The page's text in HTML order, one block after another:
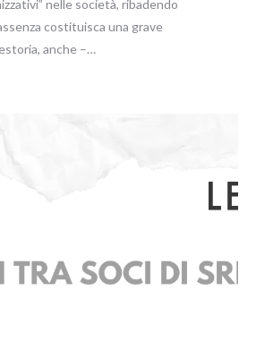
nelle società, ribadendo
costituisca una grave
anche –…